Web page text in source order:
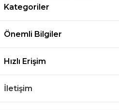
Kategoriler
Önemli Bilgiler
Hızlı Erişim
İletişim